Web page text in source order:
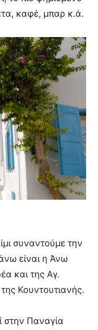
καφέ, μπαρ κ.ά.
συναντούμε την
είναι η Άνω
και της Αγ.
Κουντουτιανής.
στην Παναγία